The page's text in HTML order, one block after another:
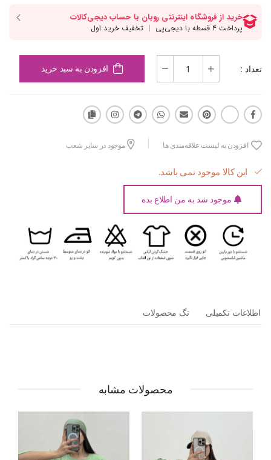
تعداد : افزودن به سبد خرید
افزودن به لیست علاقه‌مندی ها موجود در سایر شعب
این کالا موجود نمی باشد.
موجود شد به من اطلاع بده
اطلاعات تکمیلی تگ محصولات
محصولات مشابه